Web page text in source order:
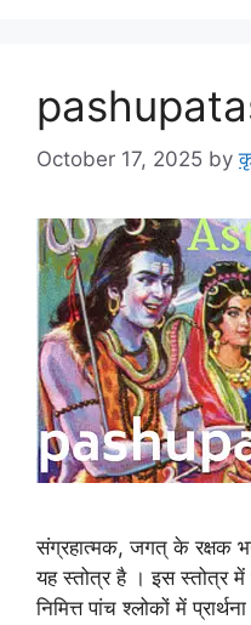
October 17, 2025 by
संग्रहात्मक, जगत् के रक्षक
यह स्तोत्र है । इस स्तोत्र में
निमित्त पांच श्लोकों में